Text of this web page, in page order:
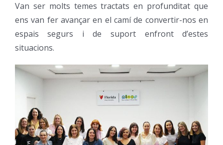
Van ser molts temes tractats en profunditat que
ens van fer avançar en el camí de convertir-nos en
espais segurs i de suport enfront d’estes
situacions.